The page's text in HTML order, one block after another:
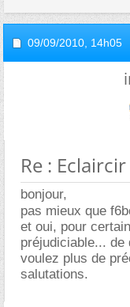
09/09/2010, 14h05
Re :
bonjour,
pas mieux que
et oui, pour
préjudiciable...
voulez plus de
salutations.